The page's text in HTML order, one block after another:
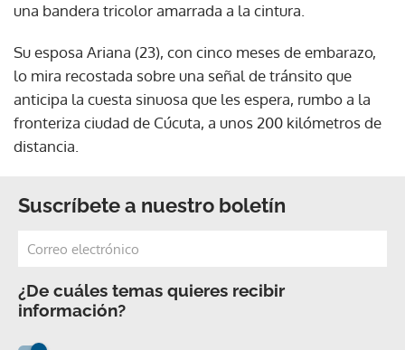
una bandera tricolor amarrada a la cintura.
Su esposa Ariana (23), con cinco meses de embarazo,
lo mira recostada sobre una señal de tránsito que
anticipa la cuesta sinuosa que les espera, rumbo a la
fronteriza ciudad de Cúcuta, a unos 200 kilómetros de
distancia.
Suscríbete a nuestro boletín
¿De cuáles temas quieres recibir
información?